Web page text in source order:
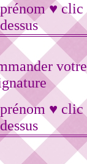
♥ clic
dessus
votre
♥ clic
dessus